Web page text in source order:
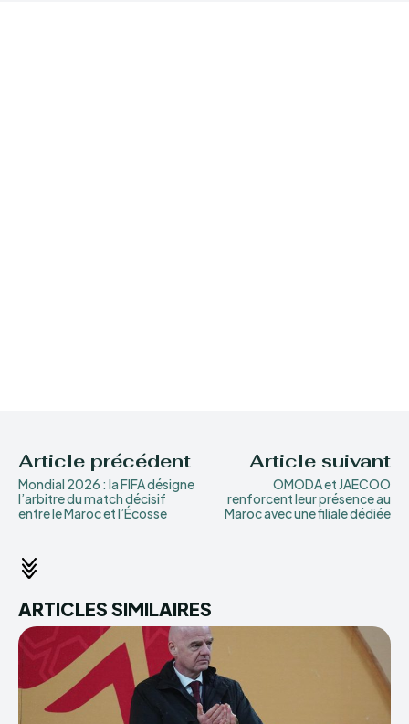
Article précédent
Mondial 2026 : la FIFA désigne
l’arbitre du match décisif
entre le Maroc et l’Écosse
Article suivant
OMODA et JAECOO
renforcent leur présence au
Maroc avec une filiale dédiée
ARTICLES SIMILAIRES